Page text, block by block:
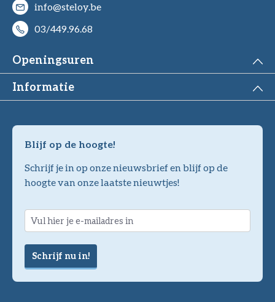
info@steloy.be
03/449.96.68
Openingsuren
Informatie
Blijf op de hoogte!
Schrijf je in op onze nieuwsbrief en blijf op de
hoogte van onze laatste nieuwtjes!
Schrijf nu in!